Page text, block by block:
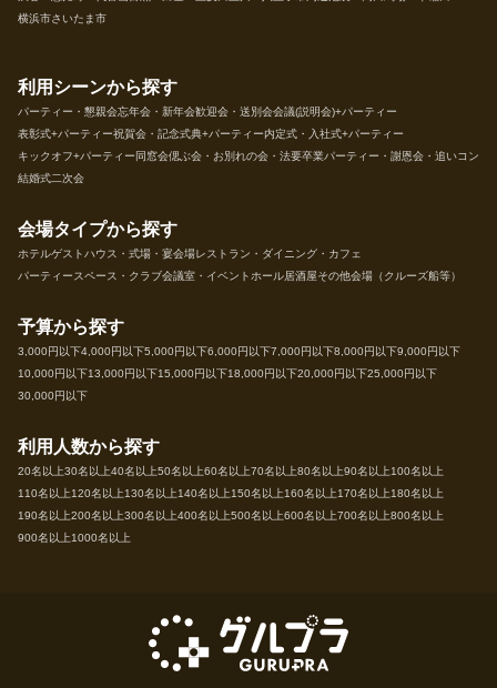
横浜市さいたま市
利用シーンから探す
パーティー・懇親会忘年会・新年会歓迎会・送別会会議(説明会)+パーティー
表彰式+パーティー祝賀会・記念式典+パーティー内定式・入社式+パーティー
キックオフ+パーティー 同窓会偲ぶ会・お別れの会・法要卒業パーティー・謝恩会・追いコン
結婚式二次会
会場タイプから探す
ホテルゲストハウス・式場・宴会場レストラン・ダイニング・カフェ
パーティースペース・クラブ会議室・イベントホール居酒屋その他会場（クルーズ船等）
予算から探す
3,000円以下4,000円以下5,000円以下6,000円以下7,000円以下8,000円以下9,000円以下
10,000円以下13,000円以下15,000円以下18,000円以下20,000円以下25,000円以下
30,000円以下
利用人数から探す
20名以上30名以上40名以上50名以上60名以上70名以上80名以上90名以上100名以上
110名以上120名以上130名以上140名以上150名以上160名以上170名以上180名以上
190名以上200名以上300名以上400名以上500名以上600名以上700名以上800名以上
900名以上1000名以上